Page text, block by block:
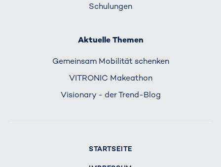
Schulungen
Aktuelle Themen
Gemeinsam Mobilität schenken
VITRONIC Makeathon
Visionary - der Trend-Blog
STARTSEITE